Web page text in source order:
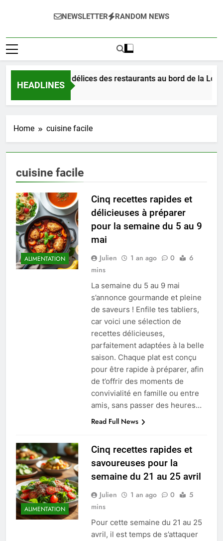
NEWSLETTER RANDOM NEWS
HEADLINES
Dégustez les délices des restaurants au bord de la Loire
21 Heures Ago
Home cuisine facile
cuisine facile
ALIMENTATION
Cinq recettes rapides et
délicieuses à préparer
pour la semaine du 5 au 9
mai
Julien 1 an ago 0
6
mins
La semaine du 5 au 9 mai
s’annonce gourmande et pleine
de saveurs ! Enfile tes tabliers,
car voici une sélection de
recettes délicieuses,
parfaitement adaptées à la belle
saison. Chaque plat est conçu
pour être rapide à préparer, afin
de t’offrir des moments de
convivialité en famille ou entre
amis, sans passer des heures…
Read Full News
ALIMENTATION
Cinq recettes rapides et
savoureuses pour la
semaine du 21 au 25 avril
Julien 1 an ago 0
5
mins
Pour cette semaine du 21 au 25
avril, il est temps de s’attaquer